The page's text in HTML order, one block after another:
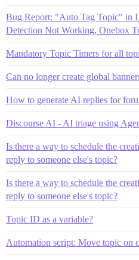
Bug Report: "Auto Tag Topic" in
Detection Not Working, Onebox
Mandatory Topic Timers for all
Can no longer create global
How to generate AI replies for
Discourse AI - AI triage using
Is there a way to schedule the
reply to someone else's topic?
Is there a way to schedule the
reply to someone else's topic?
Topic ID as a variable?
Automation script: Move topic on